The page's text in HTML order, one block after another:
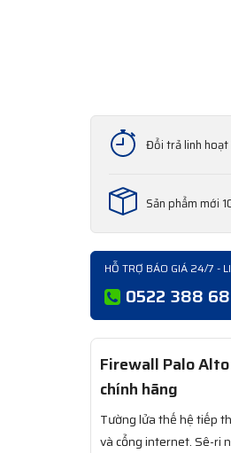
Đổi trả linh
Sản phẩm mới
HỖ TRỢ BÁO GIÁ 24/7 -
0522 388
Firewall Palo
chính hãng
Tường lửa thế hệ tiếp
và cổng internet. Sê-ri